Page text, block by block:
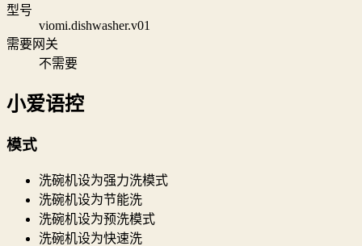
型号
viomi.dishwasher.v01
需要网关
不需要
小爱语控
模式
洗碗机设为强力洗模式
洗碗机设为节能洗
洗碗机设为预洗模式
洗碗机设为快速洗